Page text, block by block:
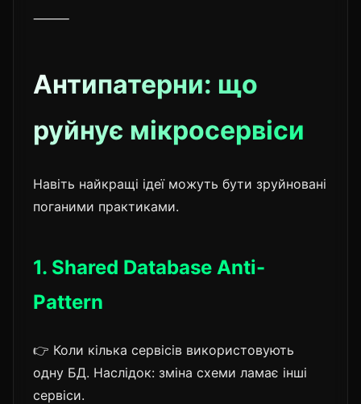
⸻
Антипатерни: що
руйнує мікросервіси
Навіть найкращі ідеї можуть бути зруйновані
поганими практиками.
1. Shared Database Anti-
Pattern
👉 Коли кілька сервісів використовують
одну БД. Наслідок: зміна схеми ламає інші
сервіси.